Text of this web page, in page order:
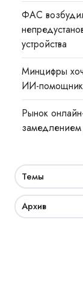
ФАС
устройства
Минцифры
ИИ-
Рынок
замедлением
Темы
Архив